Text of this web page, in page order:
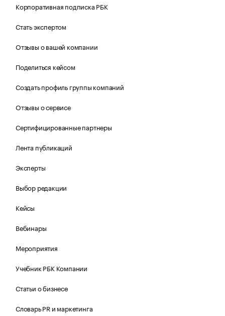
Корпоративная подписка РБК
Стать экспертом
Отзывы о вашей компании
Поделиться кейсом
Создать профиль группы компаний
Отзывы о сервисе
Сертифицированные партнеры
Лента публикаций
Эксперты
Выбор редакции
Кейсы
Вебинары
Мероприятия
Учебник РБК Компании
Статьи о бизнесе
Словарь PR и маркетинга